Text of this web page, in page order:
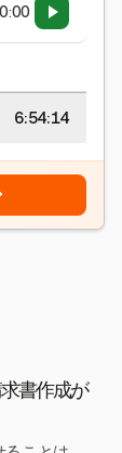
6:54:15
書作成が